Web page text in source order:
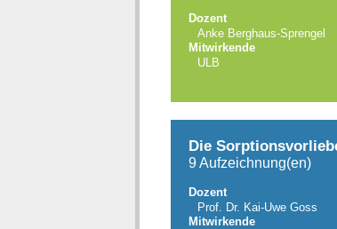
Dozent
Anke Berghaus-Sprengel
Mitwirkende
ULB
Die
9 Aufzeichnung(en)
Dozent
Prof. Dr. Kai-Uwe Goss
Mitwirkende